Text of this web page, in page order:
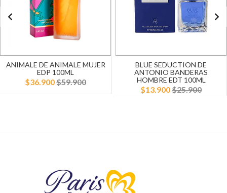
ANIMALE DE ANIMALE MUJER
EDP 100ML
$36.900$59.900
BLUE SEDUCTION DE
ANTONIO BANDERAS
HOMBRE EDT 100ML
$13.900$25.900